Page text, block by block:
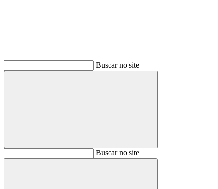
Buscar no site
BuscarBuscar no site